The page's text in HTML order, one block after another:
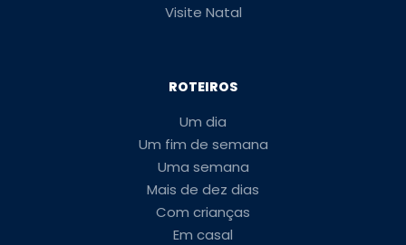
Visite Natal
ROTEIROS
Um dia
Um fim de semana
Uma semana
Mais de dez dias
Com crianças
Em casal